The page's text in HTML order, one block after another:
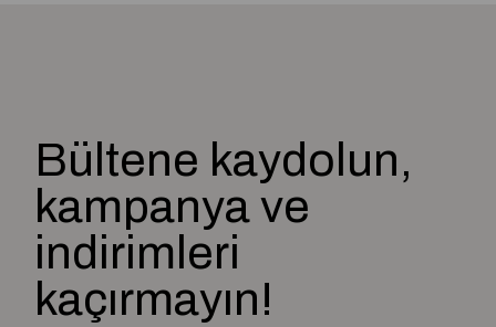
Bültene kaydolun,
kampanya ve
indirimleri
kaçırmayın!